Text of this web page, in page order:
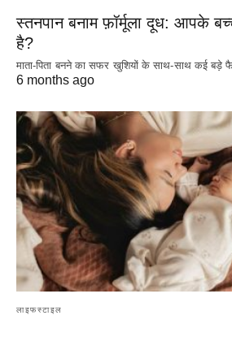
स्तनपान बनाम फ़ॉर्मूला दूध: आपके
है?
माता-पिता बनने का सफर खुशियों के साथ-साथ कई बड़े
6 months ago
लाइफस्टाइल